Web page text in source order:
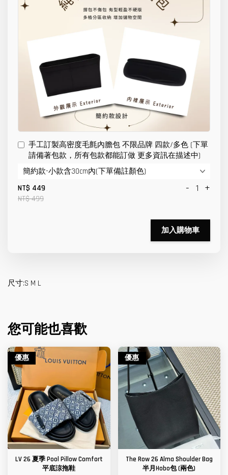
手工訂製高密度毛氈內膽包 不限品牌 四款/多色 (下單
請備著包款，所有包款都能訂做 更多資訊在描述中)
NT$ 449
NT$ 499
- +
加入購物車
尺寸:S M L
您可能也喜歡
優惠
LV 26 夏季 Pool Pillow Comfort
平底涼拖鞋
優惠
The Row 26 Alma Shoulder Bag
半月Hobo包 (兩色)